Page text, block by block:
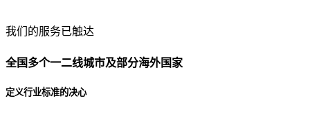
贵公司预算范围是？
贵公司的团队规模是？
我们的服务已触达
全国多个一二线城市及部分海外国家
定义行业标准的决心